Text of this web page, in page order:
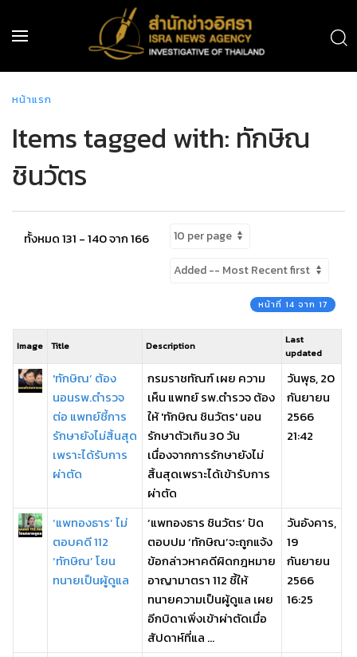
หน้าแรก
Items tagged with: ทักษิณ
ชินวัตร
ทั้งหมด 131 - 140 จาก 166
หน้าที่ 14 จาก 17
Image Title Description
Last
updated
'ทักษิณ’ ต้อง
นอนรพ.ตำรวจ
ต่อ แพทย์ชี้การ
รักษายังไม่สิ้นสุด
เพราะได้รับการ
ผ่าตัด
กรมราชทัณฑ์ เผย ความ
เห็น แพทย์ รพ.ตำรวจ ต้อง
ให้ 'ทักษิณ ชินวัตร' นอน
รักษาตัวเกิน 30 วัน
เนื่องจากการรักษายังไม่
สิ้นสุดเพราะได้เข้ารับการ
ผ่าตัด
วันพุธ, 20
กันยายน
2566
21:42
‘แพทองธาร’ ไม่
ตอบคดี 112
‘ทักษิณ’ โยน
ทนายเป็นผู้ดูแล
‘แพทองธาร ชินวัตร’ ปัด
ตอบปม ‘ทักษิณ’จะถูกแจ้ง
ข้อกล่าวหาคดีผิดกฎหมาย
อาญามาตรา 112 ชี้ให้
ทนายความเป็นผู้ดูแล เผย
อีกบิดาเพิ่งเข้าผ่าตัดเมื่อ
สัปดาห์ที่แล ...
วันอังคาร,
19
กันยายน
2566
16:25